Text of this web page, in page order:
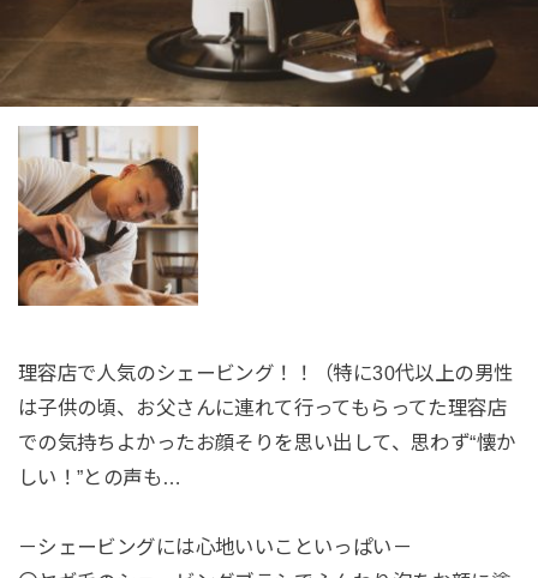
理容店で人気のシェービング！！（特に30代以上の男性
は子供の頃、お父さんに連れて行ってもらってた理容店
での気持ちよかったお顔そりを思い出して、思わず“懐か
しい！”との声も…
－シェービングには心地いいこといっぱい－